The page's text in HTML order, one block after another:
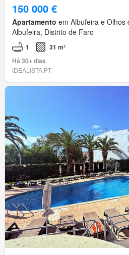
150 000 €
Apartamento em Albufeira e Olhos
Albufeira, Distrito de Faro
1
31 m²
Há 30+ dias
IDEALISTA.PT